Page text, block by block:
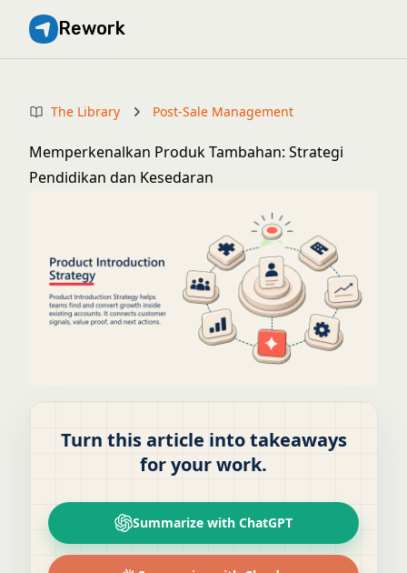
Rework
The Library Post-Sale Management
Memperkenalkan Produk Tambahan: Strategi
Pendidikan dan Kesedaran
Turn this article into takeaways
for your work.
Summarize with ChatGPT